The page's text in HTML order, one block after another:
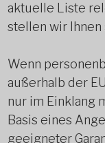
aktuelle Liste
stellen wir
Wenn
außerhalb der
nur im Einklang
Basis eines
geeigneter